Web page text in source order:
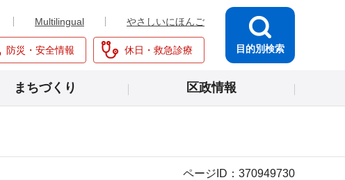
Multilingual やさしいにほんご
防災・安全情報 休日・救急診療 目的別検索
まちづくり 区政情報
ページID： 370949730